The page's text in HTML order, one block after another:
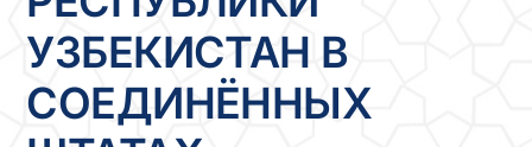
УЗБЕКИСТАН В
СОЕДИНЁННЫХ